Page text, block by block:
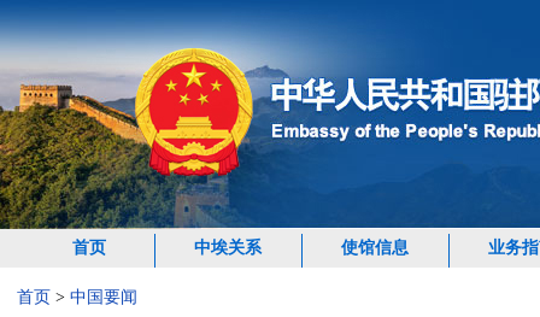
首页 中埃关系 使馆信息 业务
首页 > 中国要闻